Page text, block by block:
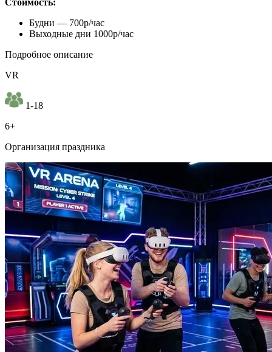
Стоимость:
Будни — 700р/час
Выходные дни 1000р/час
Подробное описание
VR
1-18
6+
Организация праздника